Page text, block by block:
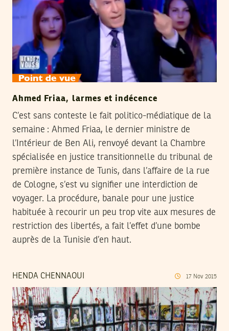
Ahmed Friaa, larmes et indécence
C’est sans conteste le fait politico-médiatique de la
semaine : Ahmed Friaa, le dernier ministre de
l’Intérieur de Ben Ali, renvoyé devant la Chambre
spécialisée en justice transitionnelle du tribunal de
première instance de Tunis, dans l’affaire de la rue
de Cologne, s’est vu signifier une interdiction de
voyager. La procédure, banale pour une justice
habituée à recourir un peu trop vite aux mesures de
restriction des libertés, a fait l’effet d’une bombe
auprès de la Tunisie d’en haut.
HENDA CHENNAOUI 17 Nov 2015